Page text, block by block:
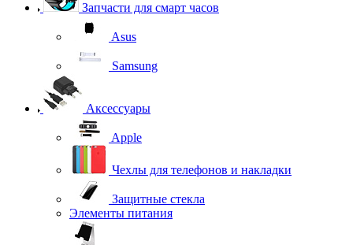
Запчасти для смарт часов
Asus
Samsung
Аксессуары
Apple
Чехлы для телефонов и накладки
Защитные стекла
Элементы питания